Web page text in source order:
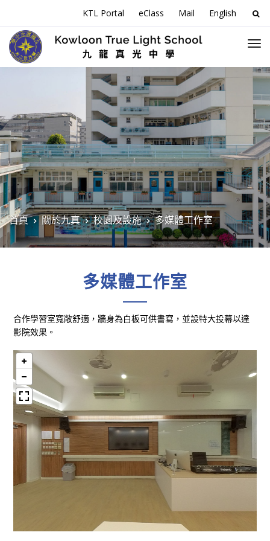
KTL Portal eClass Mail English
搜
尋
關
首頁 關於九真 校園及設施 多媒體工作室
多媒體工作室
合作學習室寬敞舒適，牆身為白板可供書寫，並設特大投幕以達
影院效果。